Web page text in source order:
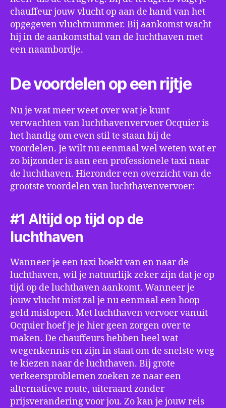
chauffeur jouw vlucht op aan de hand van het
opgegeven vluchtnummer. Bij aankomst wacht
hij in de aankomsthal van de luchthaven met
een naambordje.
De voordelen op een rijtje
Nu je wat meer weet over wat je kunt
verwachten van luchthavenvervoer Ocquier is
het handig om even stil te staan bij de
voordelen. Je wilt nu eenmaal wel weten wat er
zo bijzonder is aan een professionele taxi naar
de luchthaven. Hieronder een overzicht van de
grootste voordelen van luchthavenvervoer:
#1 Altijd op tijd op de
luchthaven
Wanneer je een taxi boekt van en naar de
luchthaven, wil je natuurlijk zeker zijn dat je op
tijd op de luchthaven aankomt. Wanneer je
jouw vlucht mist zal je nu eenmaal een hoop
geld mislopen. Met luchthaven vervoer vanuit
Ocquier hoef je je hier geen zorgen over te
maken. De chauffeurs hebben heel wat
wegenkennis en zijn in staat om de snelste weg
te kiezen naar de luchthaven. Bij grote
verkeersproblemen zoeken ze naar een
alternatieve route, uiteraard zonder
prijsverandering voor jou. Zo kan je jouw reis